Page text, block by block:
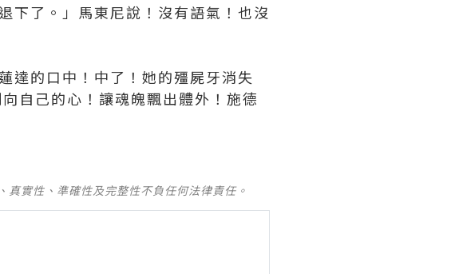
下了。」馬東尼說！沒有語氣！也沒
達的口中！中了！她的殭屍牙消失
自己的心！讓魂魄飄出體外！施德
實性、準確性及完整性不負任何法律責任。